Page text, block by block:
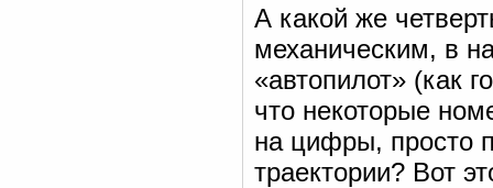
А какой же
механическим, в
«автопилот» (как
что некоторые
на цифры, просто
траектории? Вот